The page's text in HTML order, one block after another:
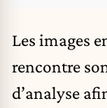
Les images
rencontre
d’analyse